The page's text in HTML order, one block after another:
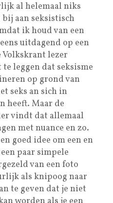
al helemaal niks
aan seksistisch
ik houd van een
uitdagend op een
lezer
leggen dat seksisme
op grond van
seks an sich in
heeft. Maar de
vindt dat allemaal
met nuance en zo.
goed idee om een en
paar simpele
van een foto
als knipoog naar
te geven dat je niet